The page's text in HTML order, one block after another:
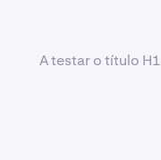
A testar o título H1